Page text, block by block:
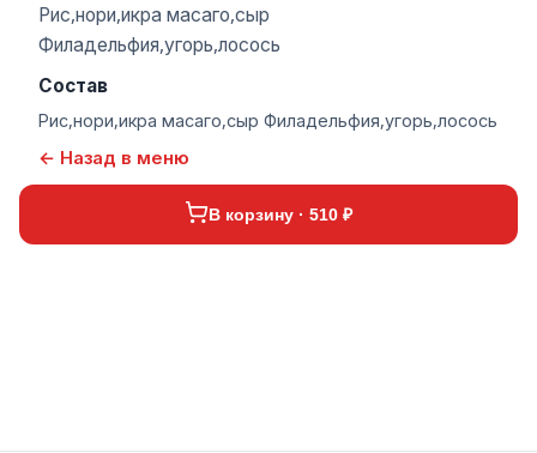
Рис,нори,икра масаго,сыр
Филадельфия,угорь,лосось
Состав
Рис,нори,икра масаго,сыр Филадельфия,угорь,лосось
← Назад в меню
В корзину · 510 ₽